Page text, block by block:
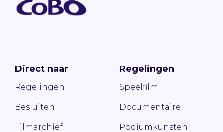
Direct naar
Regelingen
Besluiten
Filmarchief
Regelingen
Speelfilm
Documentaire
Podiumkunsten